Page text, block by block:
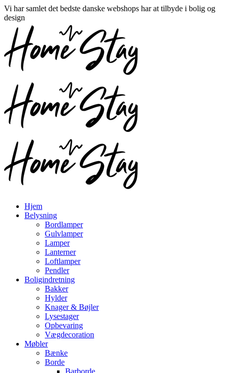
Vi har samlet det bedste danske webshops har at tilbyde i bolig og
design
Hjem
Belysning
Bordlamper
Gulvlamper
Lamper
Lanterner
Loftlamper
Pendler
Boligindretning
Bakker
Hylder
Knager & Bøjler
Lysestager
Opbevaring
Vægdecoration
Møbler
Bænke
Borde
Barborde